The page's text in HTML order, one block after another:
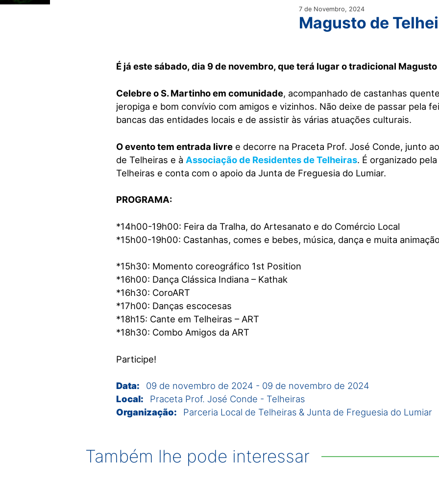
7 de Novembro, 2024
Magusto de
É já este sábado, dia 9 de novembro, que terá lugar o tradicional
Celebre o S. Martinho em comunidade, acompanhado de castanhas
jeropiga e bom convívio com amigos e vizinhos. Não deixe de passar pela
bancas das entidades locais e de assistir às várias atuações culturais.
O evento tem entrada livre e decorre na Praceta Prof. José Conde, junto
de Telheiras e à Associação de Residentes de Telheiras. É organizado
Telheiras e conta com o apoio da Junta de Freguesia do Lumiar.
PROGRAMA:
*14h00-19h00: Feira da Tralha, do Artesanato e do Comércio Local
*15h00-19h00: Castanhas, comes e bebes, música, dança e muita animação
*15h30: Momento coreográfico 1st Position
*16h00: Dança Clássica Indiana – Kathak
*16h30: CoroART
*17h00: Danças escocesas
*18h15: Cante em Telheiras – ART
*18h30: Combo Amigos da ART
Participe!
Data: 09 de novembro de 2024 - 09 de novembro de 2024
Local:
Praceta Prof. José Conde - Telheiras
Organização:
Parceria Local de Telheiras & Junta de Freguesia do Lumiar
Também lhe pode interessar